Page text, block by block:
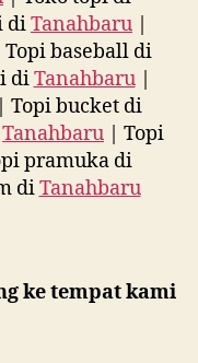
diTanahbaru
Topi baseball di
diTanahbaru|
| Topi bucket di
Tanahbaru | Topi
pramuka di
diTanahbaru
ke tempat kami